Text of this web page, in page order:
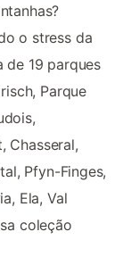
o stress da
de 19 parques
Parque
Chasseral,
Pfyn-Finges,
Ela, Val
coleção